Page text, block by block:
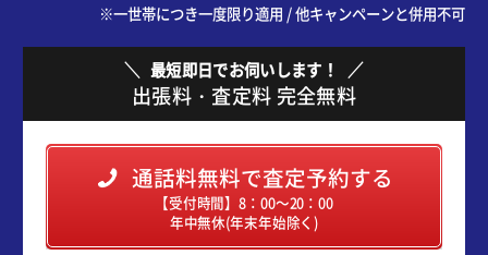
※一世帯につき一度限り適用 / 他キャンペーンと併用不可
最短即日でお伺いします！
出張料・査定料 完全無料
通話料無料で査定予約する
【受付時間】8：00～20：00
年中無休(年末年始除く)